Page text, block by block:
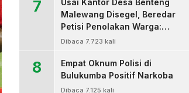
7
Usai Kantor Desa Benteng
Malewang Disegel, Beredar
Petisi Penolakan Warga:
Sekretaris Hingga BPD Turut
Dibaca 7.723 kali
8
Empat Oknum Polisi di
Bulukumba Positif Narkoba
Dibaca 7.125 kali